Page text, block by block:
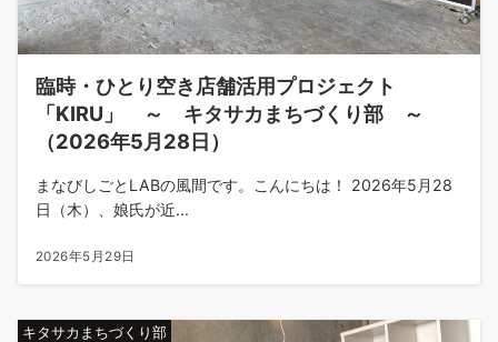
臨時・ひとり空き店舗活用プロジェクト
「KIRU」 ～ キタサカまちづくり部 ～
（2026年5月28日）
まなびしごとLABの風間です。こんにちは！ 2026年5月28
日（木）、娘氏が近...
2026年5月29日
キタサカまちづくり部